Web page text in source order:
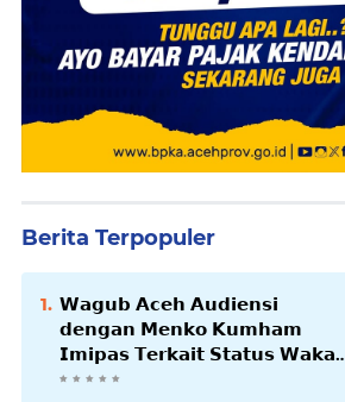
Berita Terpopuler
𝗪𝗮𝗴𝘂𝗯 𝗔𝗰𝗲𝗵 𝗔𝘂𝗱𝗶𝗲𝗻𝘀𝗶
𝗱𝗲𝗻𝗴𝗮𝗻 𝗠𝗲𝗻𝗸𝗼 𝗞𝘂𝗺𝗵𝗮𝗺
𝗜𝗺𝗶𝗽𝗮𝘀 𝗧𝗲𝗿𝗸𝗮𝗶𝘁 𝗦𝘁𝗮𝘁𝘂𝘀 𝗪𝗮𝗸𝗮𝗳
𝗕𝗹𝗮𝗻𝗴𝗽𝗮𝗱𝗮𝗻𝗴